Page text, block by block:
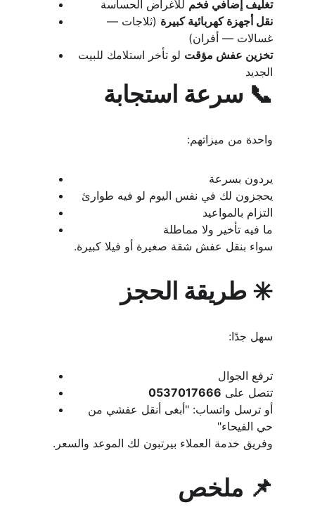
تغليف إضافي فخم للأغراض الحساسة
نقل أجهزة كهربائية كبيرة (ثلاجات —
غسالات — أفران)
تخزين عفش مؤقت لو تأخر استلامك للبيت
الجديد
📞 سرعة استجابة
واحدة من ميزاتهم:
يردون بسرعة
يحجزون لك في نفس اليوم لو فيه طوارئ
التزام بالمواعيد
ما فيه تأخير ولا مماطلة
سواء بنقل عفش شقة صغيرة أو فيلا كبيرة.
✳️ طريقة الحجز
سهل جدًا:
ترفع الجوال
تتصل على 0537017666
أو ترسل واتساب: "أبغى أنقل عفشي من
حي الفيحاء"
وفريق خدمة العملاء بيرتبون لك الموعد والسعر.
📌 ملخص